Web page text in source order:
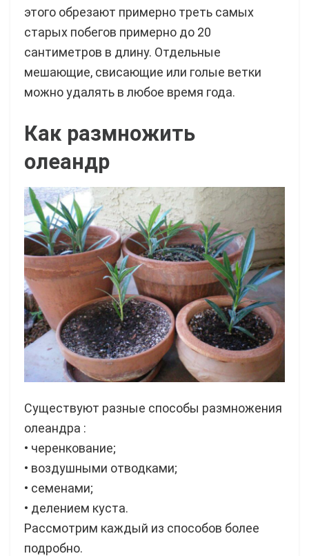
этого обрезают примерно треть самых
старых побегов примерно до 20
сантиметров в длину. Отдельные
мешающие, свисающие или голые ветки
можно удалять в любое время года.
Как размножить
олеандр
Существуют разные способы размножения
олеандра :
• черенкование;
• воздушными отводками;
• семенами;
• делением куста.
Рассмотрим каждый из способов более
подробно.